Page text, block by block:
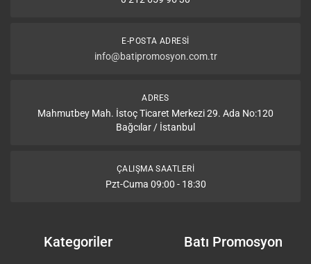
E-POSTA ADRESI
info@batipromosyon.com.tr
ADRES
Mahmutbey Mah. İstoç Ticaret Merkezi 29. Ada No:120
Bağcılar / İstanbul
ÇALIŞMA SAATLERI
Pzt-Cuma 09:00 - 18:30
Kategoriler Batı Promosyon